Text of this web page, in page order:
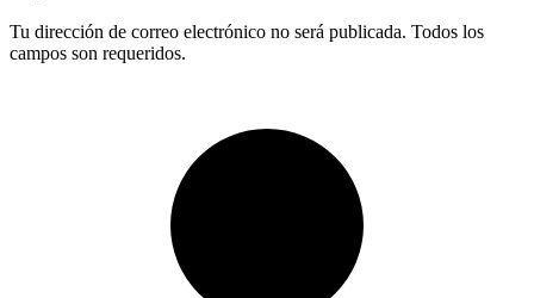
Tu dirección de correo electrónico no será publicada. Todos los
campos son requeridos.